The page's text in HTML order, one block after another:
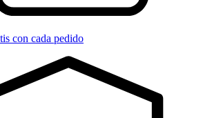
con cada pedido